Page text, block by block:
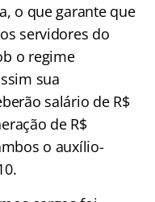
o que garante que
servidores do
o regime
sua
salário de R$
de R$
o auxílio-